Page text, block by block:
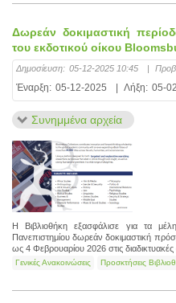
Δωρεάν δοκιμαστική
του εκδοτικού οίκου
Δημοσίευση: 05-12-2025 10:45 |
Έναρξη: 05-12-2025 Λήξη: 05-
Συνημμένα αρχεία
Η Βιβλιοθήκη εξασφάλισε για τα
Πανεπιστημίου δωρεάν δοκιμαστική
ως 4 Φεβρουαρίου 2026 στις
Γενικές Ανακοινώσεις Προσκτήσεις